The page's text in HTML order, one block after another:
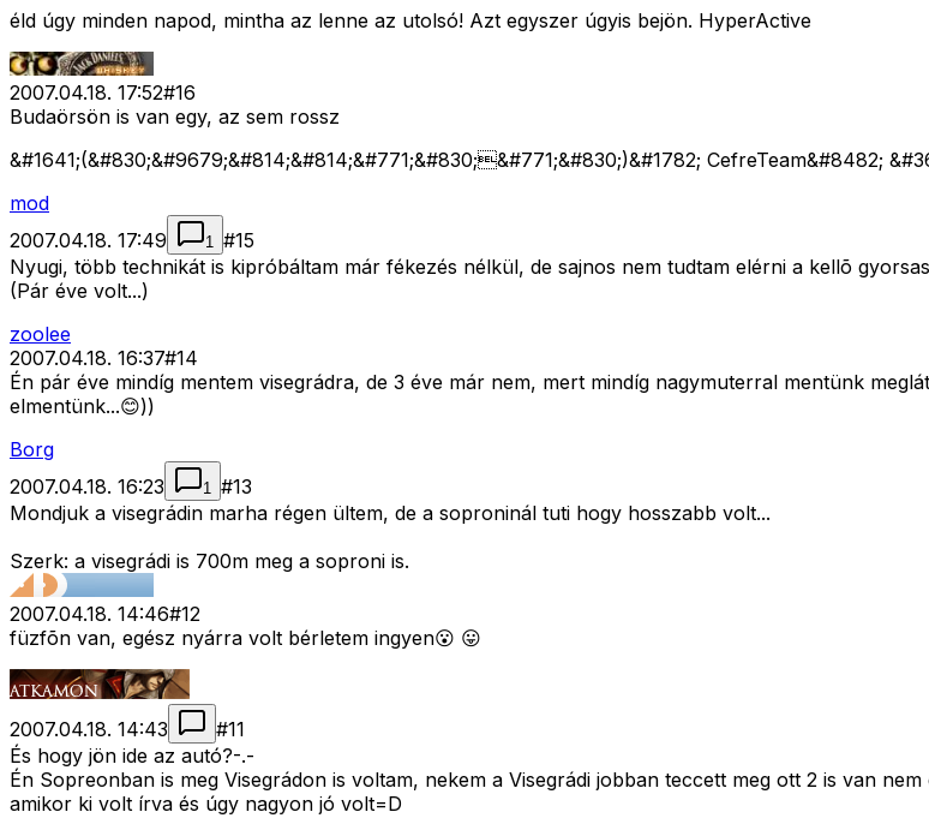
éld úgy minden napod, mintha az lenne az utolsó! Azt egyszer úgyis bejön. HyperActive
2007.04.18. 17:52#16
Budaörsön is van egy, az sem rossz
&#1641;(&#830;&#9679;&#814;&#814;&#771;&#830;&#771;&#830;)&#1782; CefreTeam&#8482;
mod
2007.04.18. 17:49
1 #15
Nyugi, több technikát is kipróbáltam már fékezés nélkül, de sajnos nem tudtam elérni a kellõ
(Pár éve volt...)
zoolee
2007.04.18. 16:37#14
Én pár éve mindíg mentem visegrádra, de 3 éve már nem, mert mindíg nagymuterral mentünk
elmentünk...😊))
Borg
2007.04.18. 16:23
1 #13
Mondjuk a visegrádin marha régen ültem, de a soproninál tuti hogy hosszabb volt...
Szerk: a visegrádi is 700m meg a soproni is.
2007.04.18. 14:46#12
füzfõn van, egész nyárra volt bérletem ingyen😮 😛
2007.04.18. 14:43 #11
És hogy jön ide az autó?-.-
Én Sopreonban is meg Visegrádon is voltam, nekem a Visegrádi jobban teccett meg ott 2 is van
amikor ki volt írva és úgy nagyon jó volt=D